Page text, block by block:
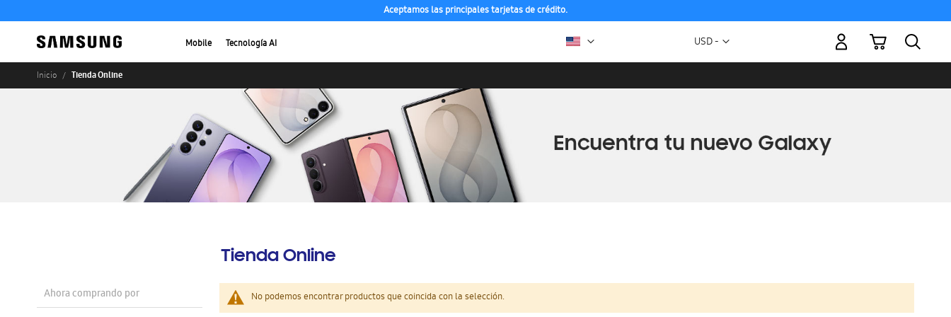
Aceptamos las principales tarjetas de crédito.
Mobile Tecnología AI Moneda
USD -
Mi carrito
Inicio Tienda Online
Tienda Online
No podemos encontrar productos que coincida con la selección.
Ahora comprando por